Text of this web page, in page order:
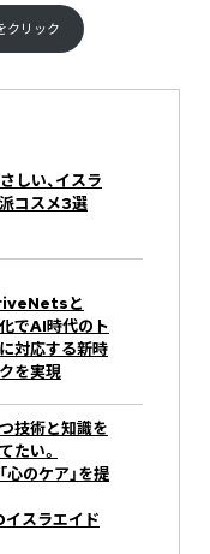
クリック
しい、イスラ
コスメ3選
と
でAI時代のト
対応する新時
を実現
技術と知識を
たい。
心のケア」を提
スラエイド